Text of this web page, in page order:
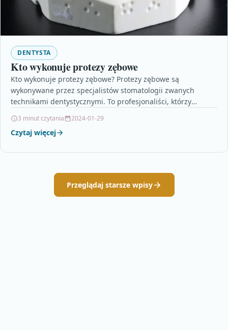
DENTYSTA
Kto wykonuje protezy zębowe
Kto wykonuje protezy zębowe? Protezy zębowe są
wykonywane przez specjalistów stomatologii zwanych
technikami dentystycznymi. To profesjonaliści, którzy
3 minut czytania 2024-01-29
Czytaj więcej
Przeglądaj starsze wpisy